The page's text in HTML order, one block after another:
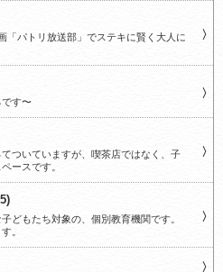
「パトリ放送部」でステキに賢く大人に
す〜
ついていますが、喫茶店ではなく、子
ースです。
どもたち対象の、個別教育機関です。
。